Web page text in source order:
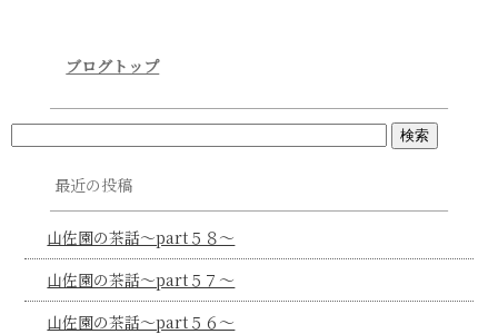
ブログトップ
最近の投稿
山佐園の茶話～part５８～
山佐園の茶話～part５７～
山佐園の茶話～part５６～